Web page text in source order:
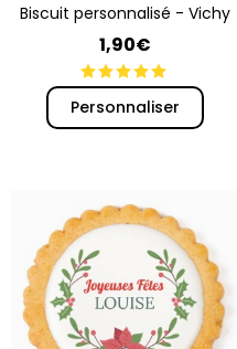
Biscuit personnalisé - Vichy
1,90€
Personnaliser